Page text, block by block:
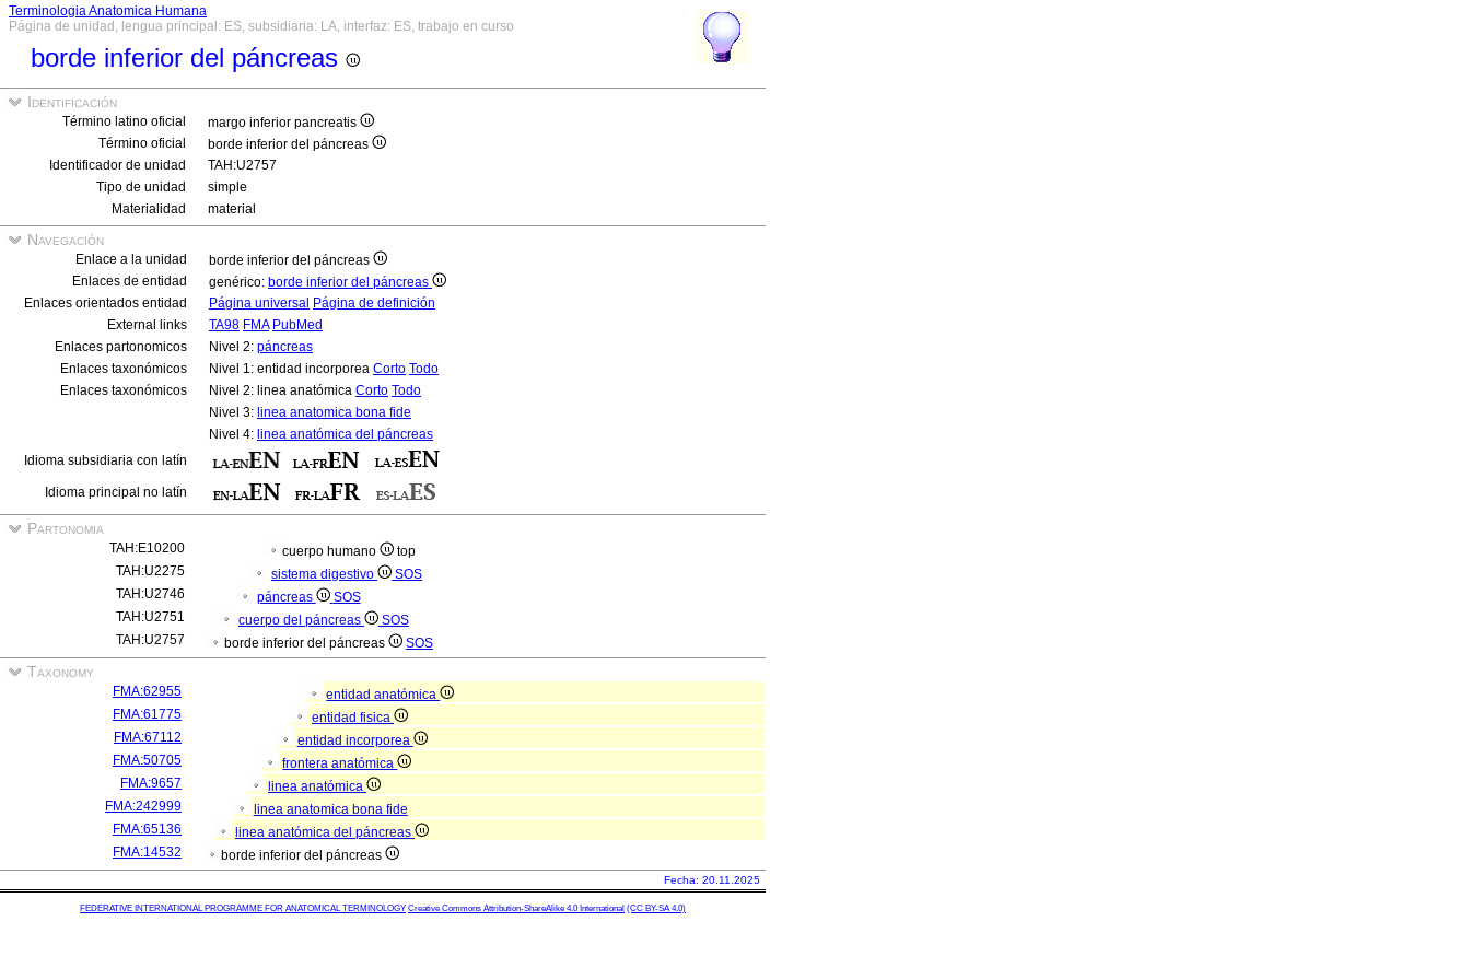
Terminologia Anatomica Humana
Página de unidad, lengua principal: ES, subsidiaria: LA, interfaz: ES, trabajo en curso
borde inferior del páncreas
Identificación
Término latino oficial
margo inferior pancreatis
Término oficial
borde inferior del páncreas
Identificador de unidad
TAH:U2757
Tipo de unidad
simple
Materialidad
material
Navegación
Enlace a la unidad
borde inferior del páncreas
Enlaces de entidad
genérico: borde inferior del páncreas
Enlaces orientados entidad
Página universal Página de definición
External links
TA98 FMA PubMed
Enlaces partonomicos
Nivel 2: páncreas
Enlaces taxonómicos
Nivel 1: entidad incorporea Corto Todo
Enlaces taxonómicos
Nivel 2: linea anatómica Corto Todo
Nivel 3: linea anatomica bona fide
Nivel 4: linea anatómica del páncreas
Idioma subsidiaria con latín
Idioma principal no latín
Partonomia
TAH:E10200 cuerpo humano
top
TAH:U2275
sistema digestivo
SOS
TAH:U2746
páncreas
SOS
TAH:U2751
cuerpo del páncreas
SOS
TAH:U2757
borde inferior del páncreas SOS
Taxonomy
FMA:62955
entidad anatómica
FMA:61775
entidad fisica
FMA:67112
entidad incorporea
FMA:50705
frontera anatómica
FMA:9657
linea anatómica
FMA:242999
linea anatomica bona fide
FMA:65136
linea anatómica del páncreas
FMA:14532
borde inferior del páncreas
Fecha: 20.11.2025
FEDERATIVE INTERNATIONAL PROGRAMME FOR ANATOMICAL TERMINOLOGY Creative Commons Attribution-ShareAlike 4.0 International (CC BY-SA 4.0)